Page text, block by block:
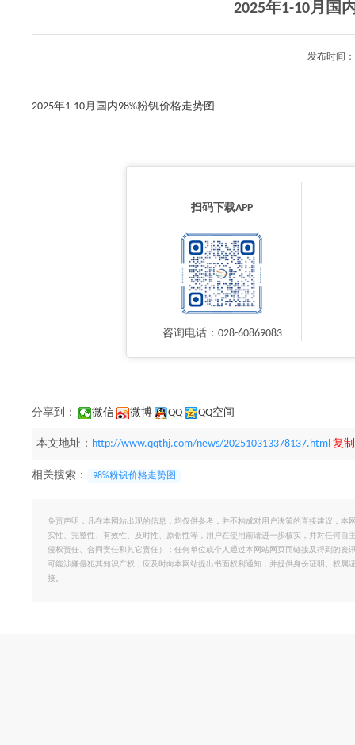
2025年1-10月国
发布时间
2025年1-10月国内98%粉钒价格走势图
扫码下载APP
咨询电话：028-60869083
分享到： 微信 微博 QQ QQ空间
本文地址： http://www.qqthj.com/news/202510313378137.html 复
相关搜索： 98%粉钒价格走势图
免责声明：凡在本网站出现的信息，均仅供参考，并不构成对用户决策的直接建议，
实性、完整性、有效性、及时性、原创性等，用户在使用前请进一步核实，并对任何
侵权责任、合同责任和其它责任）；任何单位或个人通过本网站网页而链接及得到的
可能涉嫌侵犯其知识产权，应及时向本网站提出书面权利通知，并提供身份证明、权
接。